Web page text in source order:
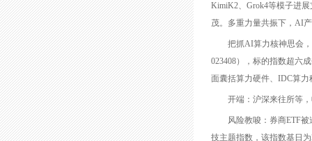
KimiK2、Grok4等模子进
茂。多重力量共振下，AI
把抓AI算力核神思会，
023408），标的指数超六
面囊括算力硬件、IDC算
开端：沪深来往所等，
风险教唆：券商ETF被迫
技主题指数，该指数基日